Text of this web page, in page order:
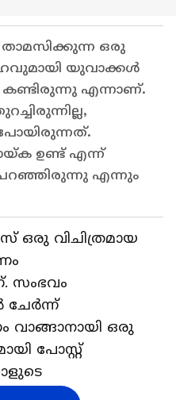
താമസിക്കുന്ന ഒരു
യുവാക്കള്‍
എന്നാണ്.
ഉണ്ട് എന്ന്
എന്നും
ഒരു വിചിത്രമായ
സംഭവം
ചേര്‍ന്ന്
വാങ്ങാനായി ഒരു
പോസ്റ്റ്